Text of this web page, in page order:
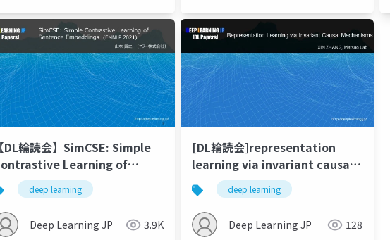
【DL輪読会】SimCSE: Simple
Learning of
Embeddings
2021)
deep learning
Deep Learning JP 3.9K
[DL輪読会]representation
learning via invariant causal
mechanisms
deep learning
Deep Learning JP 128